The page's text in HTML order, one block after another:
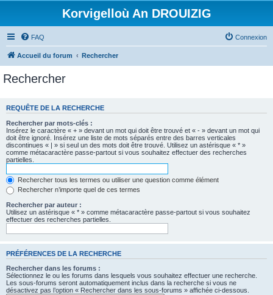
Korvigelloù An DROUIZIG
FAQ Connexion
Accueil du forum Rechercher
Rechercher
REQUÊTE DE LA RECHERCHE
Rechercher par mots-clés :
Insérez le caractère « + » devant un mot qui doit être trouvé et « - » devant un mot qui
doit être ignoré. Insérez une liste de mots séparés entre des barres verticales
discontinues « | » si seul un des mots doit être trouvé. Utilisez un astérisque « * »
comme métacaractère passe-partout si vous souhaitez effectuer des recherches
partielles.
Rechercher tous les termes ou utiliser une question comme élément
Rechercher n’importe quel de ces termes
Rechercher par auteur :
Utilisez un astérisque « * » comme métacaractère passe-partout si vous souhaitez
effectuer des recherches partielles.
PRÉFÉRENCES DE LA RECHERCHE
Rechercher dans les forums :
Sélectionnez le ou les forums dans lesquels vous souhaitez effectuer une recherche.
Les sous-forums seront automatiquement inclus dans la recherche si vous ne
désactivez pas l’option « Rechercher dans les sous-forums » affichée ci-dessous.